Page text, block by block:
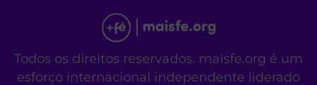
Todos os direitos reservados. maisfe.org é um
esforço internacional independente liderado